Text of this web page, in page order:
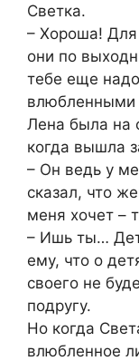
Светка.
– Хороша!
они по
тебе еще
влюбленными
Лена была на
когда вышла
– Он ведь у
сказал, что
меня хочет –
– Ишь ты…
ему, что о
своего не
подругу.
Но когда
влюбленное